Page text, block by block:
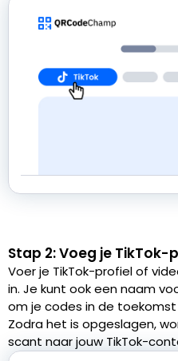
Stap 2: Voeg je
Voer je TikTok-profiel of
in. Je kunt ook een naam
om je codes in de
Zodra het is opgeslagen,
scant naar jouw TikTok-